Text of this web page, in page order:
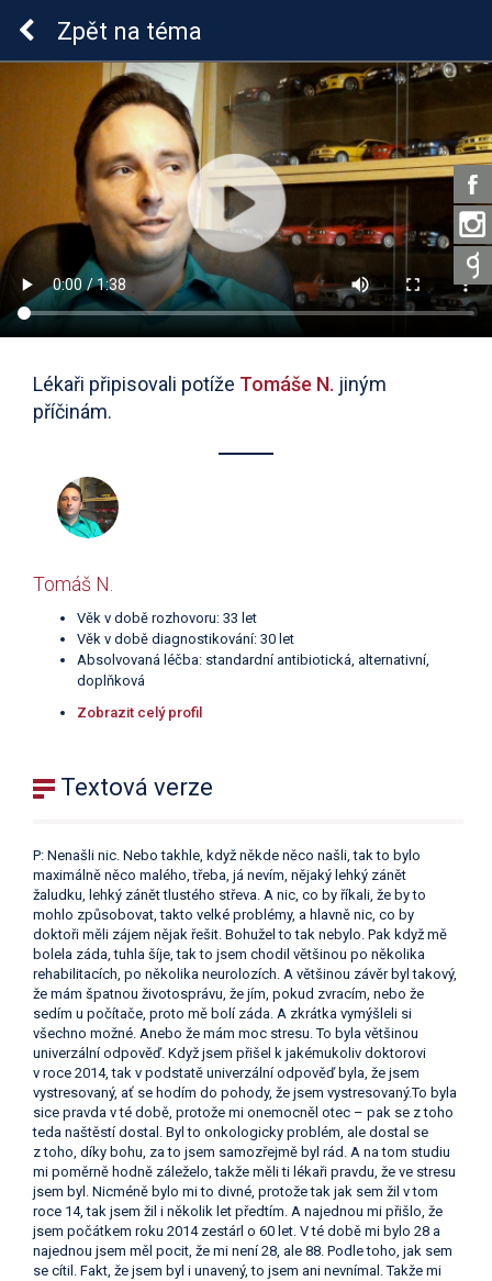
Lymeská borrelióza
Zpět na téma
Lékaři připisovali potíže Tomáše N. jiným
příčinám.
Tomáš N.
Věk v době rozhovoru: 33 let
Věk v době diagnostikování: 30 let
Absolvovaná léčba: standardní antibiotická, alternativní,
doplňková
Zobrazit celý profil
Textová verze
P: Nenašli nic. Nebo takhle, když někde něco našli, tak to bylo
maximálně něco malého, třeba, já nevím, nějaký lehký zánět
žaludku, lehký zánět tlustého střeva. A nic, co by říkali, že by to
mohlo způsobovat, takto velké problémy, a hlavně nic, co by
doktoři měli zájem nějak řešit. Bohužel to tak nebylo. Pak když mě
bolela záda, tuhla šíje, tak to jsem chodil většinou po několika
rehabilitacích, po několika neurolozích. A většinou závěr byl takový,
že mám špatnou životosprávu, že jím, pokud zvracím, nebo že
sedím u počítače, proto mě bolí záda. A zkrátka vymýšleli si
všechno možné. Anebo že mám moc stresu. To byla většinou
univerzální odpověď. Když jsem přišel k jakémukoliv doktorovi
v roce 2014, tak v podstatě univerzální odpověď byla, že jsem
vystresovaný, ať se hodím do pohody, že jsem vystresovaný.To byla
sice pravda v té době, protože mi onemocněl otec – pak se z toho
teda naštěstí dostal. Byl to onkologicky problém, ale dostal se
z toho, díky bohu, za to jsem samozřejmě byl rád. A na tom studiu
mi poměrně hodně záleželo, takže měli ti lékaři pravdu, že ve stresu
jsem byl. Nicméně bylo mi to divné, protože tak jak sem žil v tom
roce 14, tak jsem žil i několik let předtím. A najednou mi přišlo, že
jsem počátkem roku 2014 zestárl o 60 let. V té době mi bylo 28 a
najednou jsem měl pocit, že mi není 28, ale 88. Podle toho, jak sem
se cítil. Fakt, že jsem byl i unavený, to jsem ani nevnímal. Takže mi